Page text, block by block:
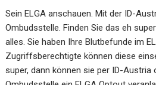
Sein ELGA anschauen. Mit der ID-
Ombudsstelle. Finden Sie das eh
alles. Sie haben Ihre Blutbefunde im
Zugriffsberechtigte können diese
super, dann können sie per ID-Austria